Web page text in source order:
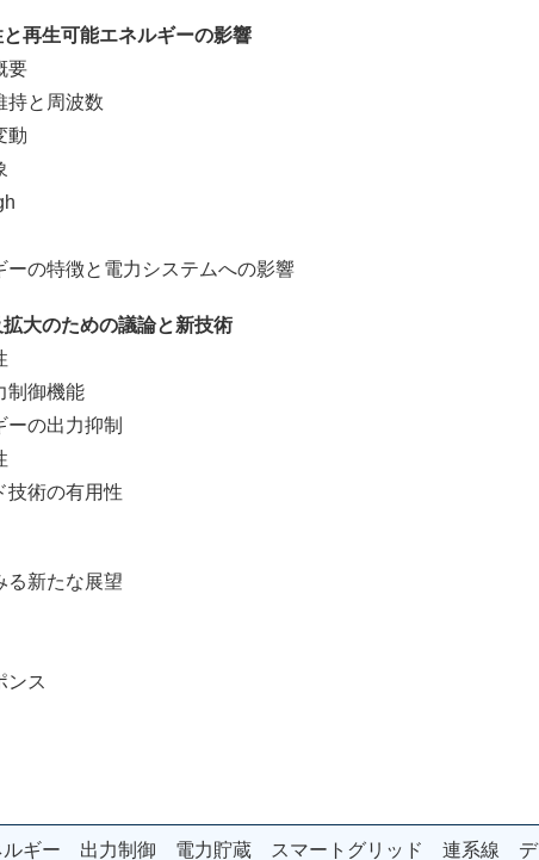
再生可能エネルギーの影響
要
と周波数
動
の特徴と電力システムへの影響
大のための議論と新技術
制御機能
の出力抑制
術の有用性
新たな展望
ンス
ルギー 出力制御 電力貯蔵 スマートグリッド 連系線 デ